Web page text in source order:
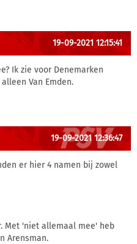
19-09-2021 12:15:41
Ik zie voor Denemarken
Van Emden.
19-09-2021 12:36:47
er hier 4 namen bij zowel
Met 'niet allemaal mee' heb
Arensman.